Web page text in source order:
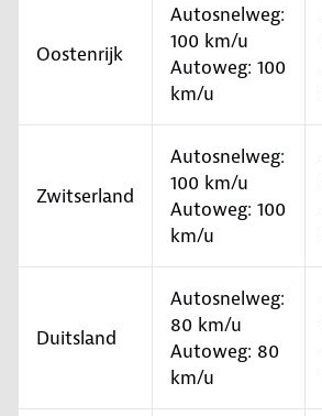
Oostenrijk
Autosnelweg:
100 km/u
Autoweg: 100
km/u
Zwitserland
Autosnelweg:
100 km/u
Autoweg: 100
km/u
Duitsland
Autosnelweg:
80 km/u
Autoweg: 80
km/u